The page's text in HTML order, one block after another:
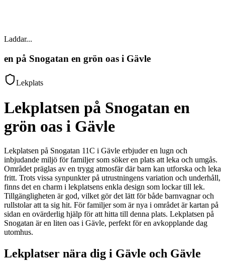
Laddar...
en på Snogatan en grön oas i Gävle
Lekplats
Lekplatsen på Snogatan en
grön oas i Gävle
Lekplatsen på Snogatan 11C i Gävle erbjuder en lugn och
inbjudande miljö för familjer som söker en plats att leka och umgås.
Området präglas av en trygg atmosfär där barn kan utforska och leka
fritt. Trots vissa synpunkter på utrustningens variation och underhåll,
finns det en charm i lekplatsens enkla design som lockar till lek.
Tillgängligheten är god, vilket gör det lätt för både barnvagnar och
rullstolar att ta sig hit. För familjer som är nya i området är kartan på
sidan en ovärderlig hjälp för att hitta till denna plats. Lekplatsen på
Snogatan är en liten oas i Gävle, perfekt för en avkopplande dag
utomhus.
Lekplatser nära dig i Gävle och Gävle